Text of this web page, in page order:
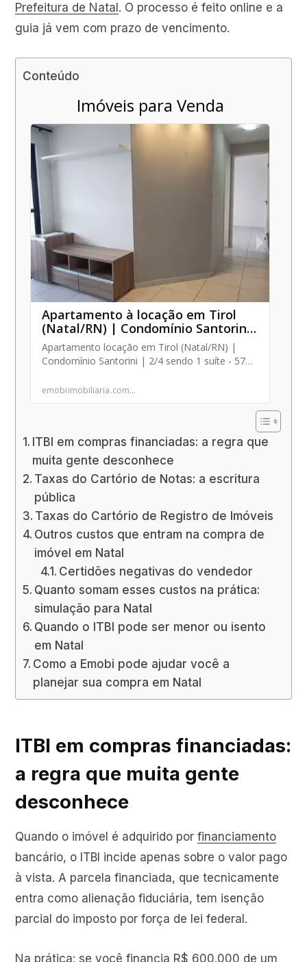
Prefeitura de Natal . O processo é feito online e a
guia já vem com prazo de vencimento.
Conteúdo
ITBI em compras financiadas: a regra que
muita gente desconhece
Taxas do Cartório de Notas: a escritura
pública
Taxas do Cartório de Registro de Imóveis
Outros custos que entram na compra de
imóvel em Natal
Certidões negativas do vendedor
Quanto somam esses custos na prática:
simulação para Natal
Quando o ITBI pode ser menor ou isento
em Natal
Como a Emobi pode ajudar você a
planejar sua compra em Natal
ITBI em compras financiadas:
a regra que muita gente
desconhece
Quando o imóvel é adquirido por financiamento
bancário, o ITBI incide apenas sobre o valor pago
à vista. A parcela financiada, que tecnicamente
entra como alienação fiduciária, tem isenção
parcial do imposto por força de lei federal.
Na prática: se você financia R$ 600.000 de um